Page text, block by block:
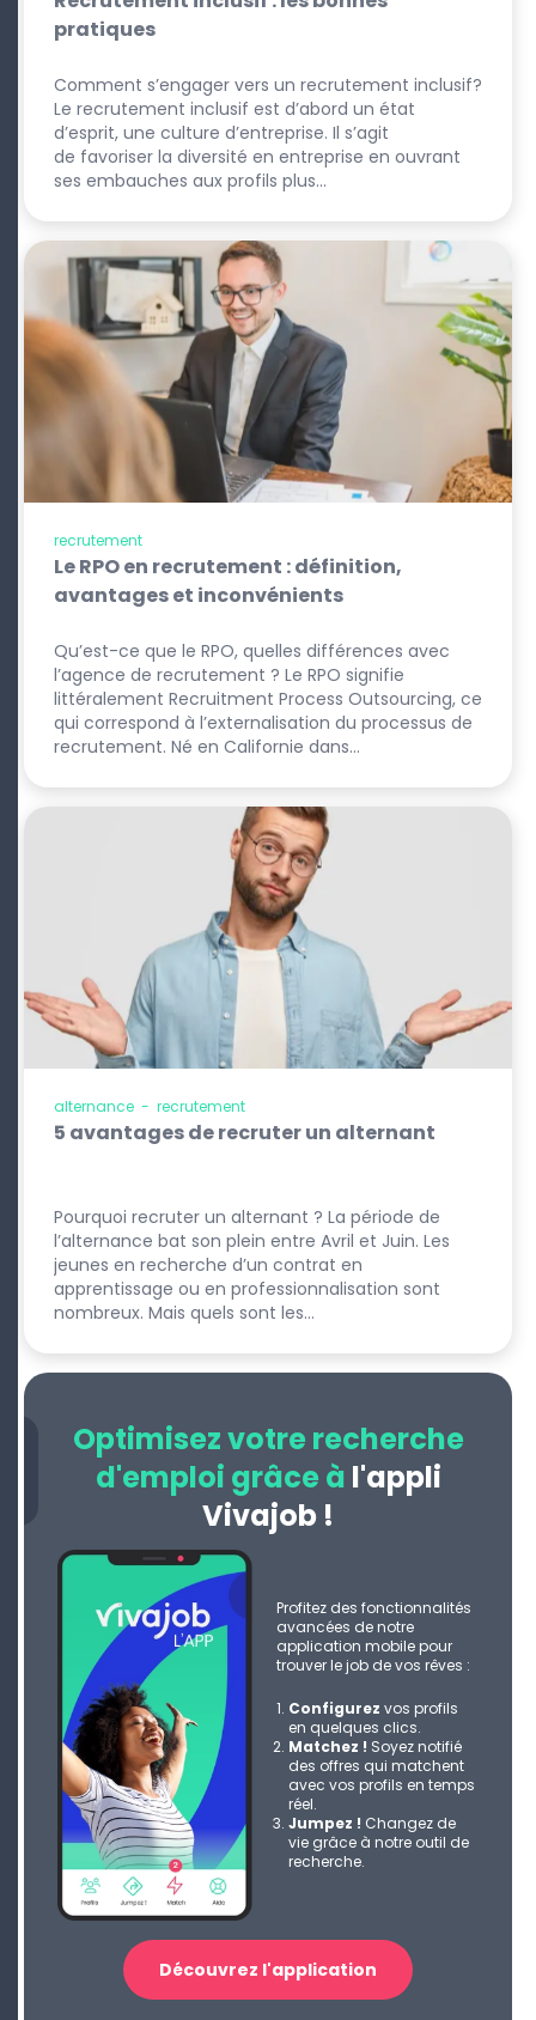
pratiques
Comment s’engager vers un recrutement inclusif?
Le recrutement inclusif est d’abord un état
d’esprit, une culture d’entreprise. Il s’agit
de favoriser la diversité en entreprise en ouvrant
ses embauches aux profils plus…
recrutement
Le RPO en recrutement : définition,
avantages et inconvénients
Qu’est-ce que le RPO, quelles différences avec
l’agence de recrutement ? Le RPO signifie
littéralement Recruitment Process Outsourcing, ce
qui correspond à l’externalisation du processus de
recrutement. Né en Californie dans…
alternance - recrutement
5 avantages de recruter un alternant
Pourquoi recruter un alternant ? La période de
l’alternance bat son plein entre Avril et Juin. Les
jeunes en recherche d’un contrat en
apprentissage ou en professionnalisation sont
nombreux. Mais quels sont les…
Optimisez votre recherche
d'emploi grâce à l'appli
Vivajob !
Profitez des fonctionnalités
avancées de notre
application mobile pour
trouver le job de vos rêves :
Configurez vos profils
en quelques clics.
Matchez ! Soyez notifié
des offres qui matchent
avec vos profils en temps
réel.
Jumpez ! Changez de
vie grâce à notre outil de
recherche.
Découvrez l'application